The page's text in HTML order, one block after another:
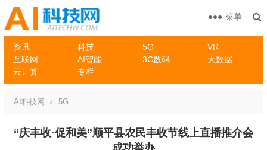
资讯 科技 5G
VR
互联网
AI智能 3C数码
大数据
云计算
专栏
菜单
AI科技网 5G
“庆丰收·促和美”顺平县农民丰收节线上直播推介会
成功举办